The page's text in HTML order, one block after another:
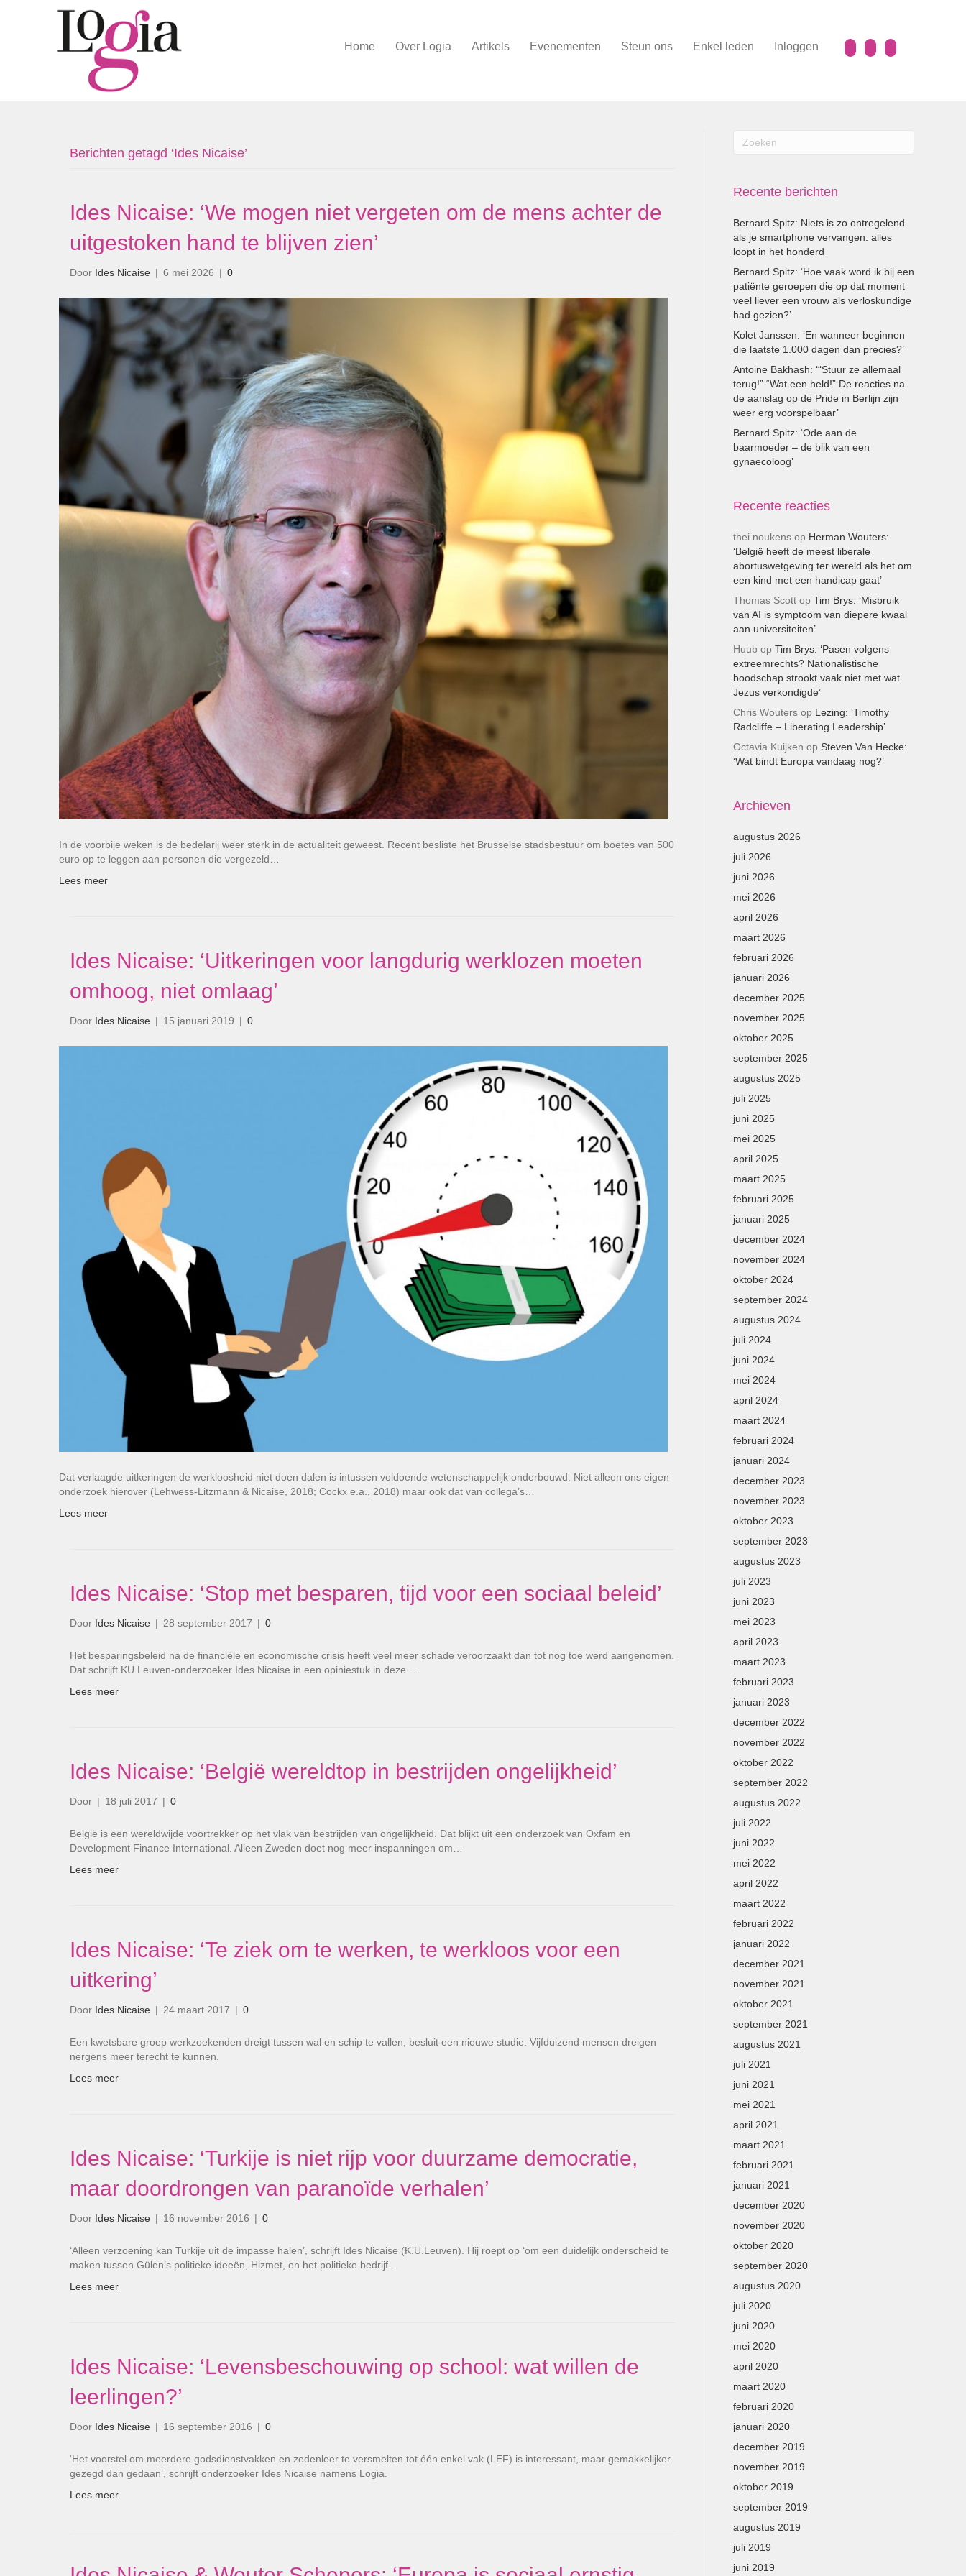
Home Over Logia Artikels Evenementen Steun ons Enkel leden Inloggen
Berichten getagd ‘Ides Nicaise’
Ides Nicaise: ‘We mogen niet vergeten om de mens achter de
uitgestoken hand te blijven zien’
Door Ides Nicaise | 6 mei 2026 | 0
In de voorbije weken is de bedelarij weer sterk in de actualiteit geweest. Recent besliste het Brusselse stadsbestuur om boetes van 500
euro op te leggen aan personen die vergezeld…
Lees meer
Ides Nicaise: ‘Uitkeringen voor langdurig werklozen moeten
omhoog, niet omlaag’
Door Ides Nicaise | 15 januari 2019 | 0
Dat verlaagde uitkeringen de werkloosheid niet doen dalen is intussen voldoende wetenschappelijk onderbouwd. Niet alleen ons eigen
onderzoek hierover (Lehwess-Litzmann & Nicaise, 2018; Cockx e.a., 2018) maar ook dat van collega’s…
Lees meer
Ides Nicaise: ‘Stop met besparen, tijd voor een sociaal beleid’
Door Ides Nicaise | 28 september 2017 | 0
Het besparingsbeleid na de financiële en economische crisis heeft veel meer schade veroorzaakt dan tot nog toe werd aangenomen.
Dat schrijft KU Leuven-onderzoeker Ides Nicaise in een opiniestuk in deze…
Lees meer
Ides Nicaise: ‘België wereldtop in bestrijden ongelijkheid’
Door | 18 juli 2017 | 0
België is een wereldwijde voortrekker op het vlak van bestrijden van ongelijkheid. Dat blijkt uit een onderzoek van Oxfam en
Development Finance International. Alleen Zweden doet nog meer inspanningen om…
Lees meer
Ides Nicaise: ‘Te ziek om te werken, te werkloos voor een
uitkering’
Door Ides Nicaise | 24 maart 2017 | 0
Een kwetsbare groep werkzoekenden dreigt tussen wal en schip te vallen, besluit een nieuwe studie. Vijfduizend mensen dreigen
nergens meer terecht te kunnen.
Lees meer
Ides Nicaise: ‘Turkije is niet rijp voor duurzame democratie,
maar doordrongen van paranoïde verhalen’
Door Ides Nicaise | 16 november 2016 | 0
‘Alleen verzoening kan Turkije uit de impasse halen’, schrijft Ides Nicaise (K.U.Leuven). Hij roept op ‘om een duidelijk onderscheid te
maken tussen Gülen’s politieke ideeën, Hizmet, en het politieke bedrijf…
Lees meer
Ides Nicaise: ‘Levensbeschouwing op school: wat willen de
leerlingen?’
Door Ides Nicaise | 16 september 2016 | 0
‘Het voorstel om meerdere godsdienstvakken en zedenleer te versmelten tot één enkel vak (LEF) is interessant, maar gemakkelijker
gezegd dan gedaan’, schrijft onderzoeker Ides Nicaise namens Logia.
Lees meer
Recente berichten
Bernard Spitz: Niets is zo ontregelend
als je smartphone vervangen: alles
loopt in het honderd
Bernard Spitz: ‘Hoe vaak word ik bij een
patiënte geroepen die op dat moment
veel liever een vrouw als verloskundige
had gezien?’
Kolet Janssen: ‘En wanneer beginnen
die laatste 1.000 dagen dan precies?’
Antoine Bakhash: ‘“Stuur ze allemaal
terug!” “Wat een held!” De reacties na
de aanslag op de Pride in Berlijn zijn
weer erg voorspelbaar’
Bernard Spitz: ‘Ode aan de
baarmoeder – de blik van een
gynaecoloog’
Recente reacties
thei noukensop Herman Wouters:
‘België heeft de meest liberale
abortuswetgeving ter wereld als het om
een kind met een handicap gaat’
Thomas Scottop Tim Brys: ‘Misbruik
van AI is symptoom van diepere kwaal
aan universiteiten’
Huub op Tim Brys: ‘Pasen volgens
extreemrechts? Nationalistische
boodschap strookt vaak niet met wat
Jezus verkondigde’
Chris Woutersop Lezing: ‘Timothy
Radcliffe – Liberating Leadership’
Octavia Kuijken op Steven Van Hecke:
‘Wat bindt Europa vandaag nog?’
Archieven
augustus 2026
juli 2026
juni 2026
mei 2026
april 2026
maart 2026
februari 2026
januari 2026
december 2025
november 2025
oktober 2025
september 2025
augustus 2025
juli 2025
juni 2025
mei 2025
april 2025
maart 2025
februari 2025
januari 2025
december 2024
november 2024
oktober 2024
september 2024
augustus 2024
juli 2024
juni 2024
mei 2024
april 2024
maart 2024
februari 2024
januari 2024
december 2023
november 2023
oktober 2023
september 2023
augustus 2023
juli 2023
juni 2023
mei 2023
april 2023
maart 2023
februari 2023
januari 2023
december 2022
november 2022
oktober 2022
september 2022
augustus 2022
juli 2022
juni 2022
mei 2022
april 2022
maart 2022
februari 2022
januari 2022
december 2021
november 2021
oktober 2021
september 2021
augustus 2021
juli 2021
juni 2021
mei 2021
april 2021
maart 2021
februari 2021
januari 2021
december 2020
november 2020
oktober 2020
september 2020
augustus 2020
juli 2020
juni 2020
mei 2020
april 2020
maart 2020
februari 2020
januari 2020
december 2019
november 2019
oktober 2019
september 2019
augustus 2019
juli 2019
juni 2019